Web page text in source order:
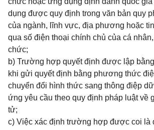
dụng được quy định trong văn bản quy
của ngành, lĩnh vực, địa phương hoặc
qua số điện thoại chính chủ của cá
chức;
b) Trường hợp quyết định được lập
khi gửi quyết định bằng phương thức
chuyển đổi hình thức sang thông điệp
ứng yêu cầu theo quy định pháp luật về
tử;
c) Việc xác định trường hợp được coi là